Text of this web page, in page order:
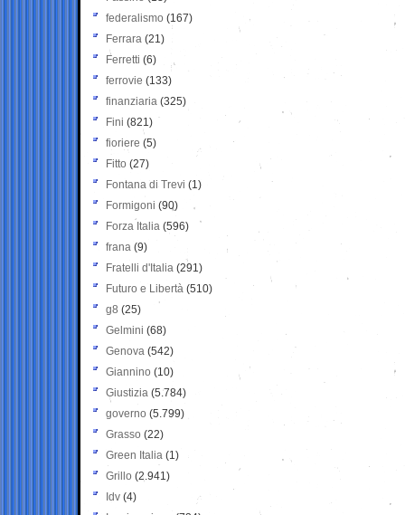
federalismo (167)
Ferrara (21)
Ferretti (6)
ferrovie (133)
finanziaria (325)
Fini (821)
fioriere (5)
Fitto (27)
Fontana di Trevi (1)
Formigoni (90)
Forza Italia (596)
frana (9)
Fratelli d'Italia (291)
Futuro e Libertà (510)
g8 (25)
Gelmini (68)
Genova (542)
Giannino (10)
Giustizia (5.784)
governo (5.799)
Grasso (22)
Green Italia (1)
Grillo (2.941)
Idv (4)